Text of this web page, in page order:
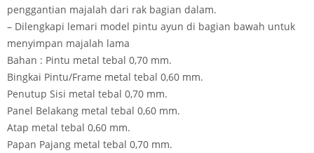
penggantian majalah dari rak bagian dalam.
– Dilengkapi lemari model pintu ayun di bagian bawah untuk
menyimpan majalah lama
Bahan : Pintu metal tebal 0,70 mm.
Bingkai Pintu/Frame metal tebal 0,60 mm.
Penutup Sisi metal tebal 0,70 mm.
Panel Belakang metal tebal 0,60 mm.
Atap metal tebal 0,60 mm.
Papan Pajang metal tebal 0,70 mm.